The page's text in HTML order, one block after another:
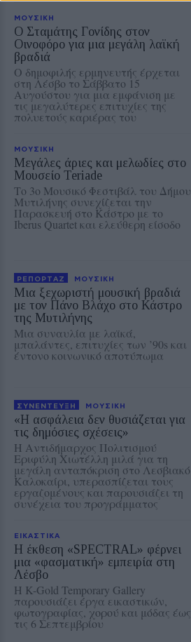
ΜΟΥΣΙΚΗ
Ο Σταμάτης Γονίδης στον
Οινοφόρο για μια μεγάλη λαϊκή
βραδιά
Ο δημοφιλής ερμηνευτής έρχεται
στη Λέσβο το Σάββατο 15
Αυγούστου για μια εμφάνιση με
τις μεγαλύτερες επιτυχίες της
πολυετούς καριέρας του
ΜΟΥΣΙΚΗ
Μεγάλες άριες και μελωδίες στο
Μουσείο Teriade
Το 3ο Μουσικό Φεστιβάλ του Δήμου
Μυτιλήνης συνεχίζεται την
Παρασκευή στο Κάστρο με το
Iberus Quartet και ελεύθερη είσοδο
ΡΕΠΟΡΤΑΖ ΜΟΥΣΙΚΗ
Μια ξεχωριστή μουσική βραδιά
με τον Πάνο Βλάχο στο Κάστρο
της Μυτιλήνης
Μια συναυλία με λαϊκά,
μπαλάντες, επιτυχίες των ’90s και
έντονο κοινωνικό αποτύπωμα
ΣΥΝΕΝΤΕΥΞΗ ΜΟΥΣΙΚΗ
«Η ασφάλεια δεν θυσιάζεται για
τις δημόσιες σχέσεις»
Η Αντιδήμαρχος Πολιτισμού
Εριφύλη Χιωτέλλη μιλά για τη
μεγάλη ανταπόκριση στο Λεσβιακό
Καλοκαίρι, υπερασπίζεται τους
εργαζομένους και παρουσιάζει τη
συνέχεια του προγράμματος
ΕΙΚΑΣΤΙΚΑ
Η έκθεση «SPECTRAL» φέρνει
μια «φασματική» εμπειρία στη
Λέσβο
Η K-Gold Temporary Gallery
παρουσιάζει έργα εικαστικών,
φωτογραφίας, χορού και μόδας έως
τις 6 Σεπτεμβρίου